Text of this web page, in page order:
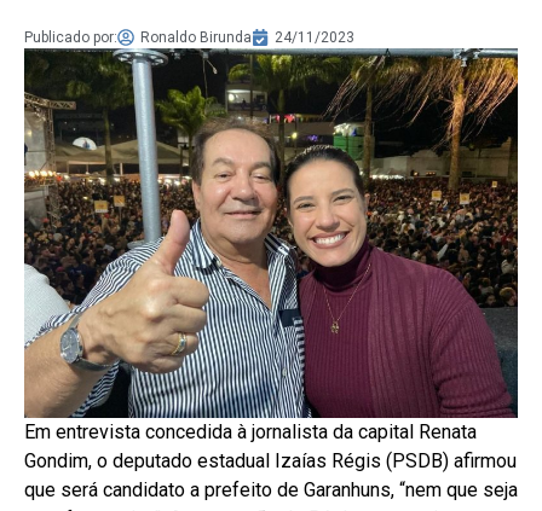
Publicado por: Ronaldo Birunda 24/11/2023
Em entrevista concedida à jornalista da capital Renata
Gondim, o deputado estadual Izaías Régis (PSDB) afirmou
que será candidato a prefeito de Garanhuns, “nem que seja